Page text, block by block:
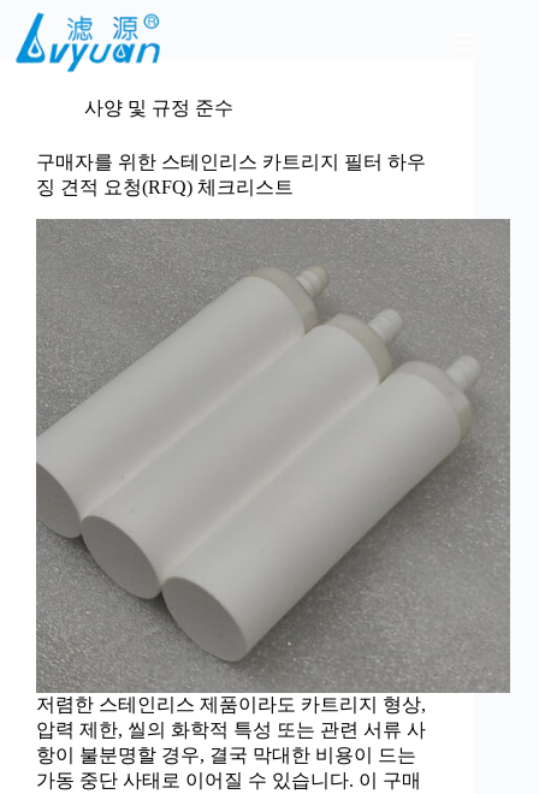
으
사양 및 규정 준수
구매자를 위한 스테인리스 카트리지 필터 하우
징 견적 요청(RFQ) 체크리스트
저렴한 스테인리스 제품이라도 카트리지 형상,
압력 제한, 씰의 화학적 특성 또는 관련 서류 사
항이 불분명할 경우, 결국 막대한 비용이 드는
가동 중단 사태로 이어질 수 있습니다. 이 구매